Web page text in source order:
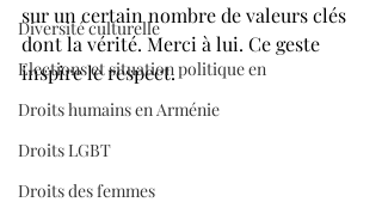
Diversité culturelle
Elections et situation politique en
Droits humains en Arménie
Droits LGBT
Droits des femmes
sur un certain nombre de valeurs clés
dont la vérité. Merci à lui. Ce geste
inspire le respect.